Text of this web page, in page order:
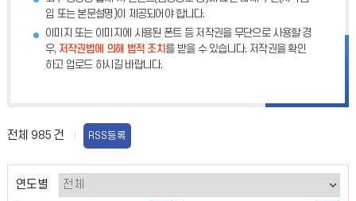
입 또는 본문설명)이 제공되어야 합니다.
이미지 또는 이미지에 사용된 폰트 등 저작권을 무단으로 사용할 경
우, 저작권법에 의해 법적 조치 를 받을 수 있습니다. 저작권을 확인
하고 업로드 하시길 바랍니다.
전체 985건 RSS등록
연도별